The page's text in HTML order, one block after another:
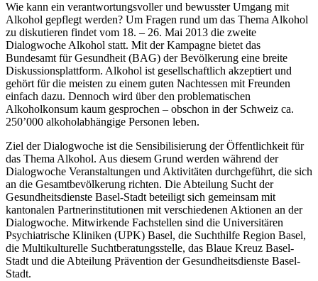
Wie kann ein verantwortungsvoller und bewusster Umgang mit
Alkohol gepflegt werden? Um Fragen rund um das Thema Alkohol
zu diskutieren findet vom 18. – 26. Mai 2013 die zweite
Dialogwoche Alkohol statt. Mit der Kampagne bietet das
Bundesamt für Gesundheit (BAG) der Bevölkerung eine breite
Diskussionsplattform. Alkohol ist gesellschaftlich akzeptiert und
gehört für die meisten zu einem guten Nachtessen mit Freunden
einfach dazu. Dennoch wird über den problematischen
Alkoholkonsum kaum gesprochen – obschon in der Schweiz ca.
250’000 alkoholabhängige Personen leben.
Ziel der Dialogwoche ist die Sensibilisierung der Öffentlichkeit für
das Thema Alkohol. Aus diesem Grund werden während der
Dialogwoche Veranstaltungen und Aktivitäten durchgeführt, die sich
an die Gesamtbevölkerung richten. Die Abteilung Sucht der
Gesundheitsdienste Basel-Stadt beteiligt sich gemeinsam mit
kantonalen Partnerinstitutionen mit verschiedenen Aktionen an der
Dialogwoche. Mitwirkende Fachstellen sind die Universitären
Psychiatrische Kliniken (UPK) Basel, die Suchthilfe Region Basel,
die Multikulturelle Suchtberatungsstelle, das Blaue Kreuz Basel-
Stadt und die Abteilung Prävention der Gesundheitsdienste Basel-
Stadt.